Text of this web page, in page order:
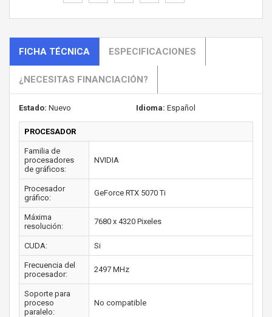
FICHA TÉCNICA ESPECIFICACIONES
¿NECESITAS FINANCIACIÓN?
Estado: Nuevo Idioma: Español
PROCESADOR
Familia de
procesadores
de gráficos:
NVIDIA
Procesador
gráfico:
GeForce RTX 5070 Ti
Máxima
resolución:
7680 x 4320 Pixeles
CUDA: Si
Frecuencia del
procesador:
2497 MHz
Soporte para
proceso
paralelo:
No compatible